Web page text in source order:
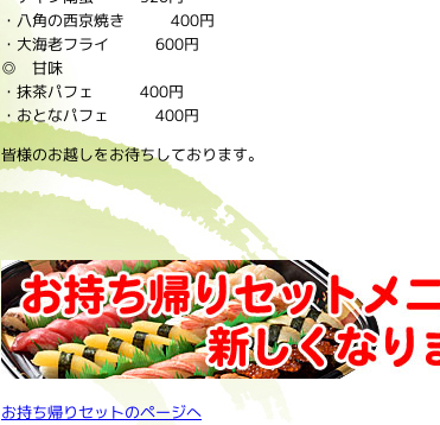
・八角の西京焼き 400円
・大海老フライ 600円
◎ 甘味
・抹茶パフェ 400円
・おとなパフェ 400円
皆様のお越しをお待ちしております。
お持ち帰りセットのページへ